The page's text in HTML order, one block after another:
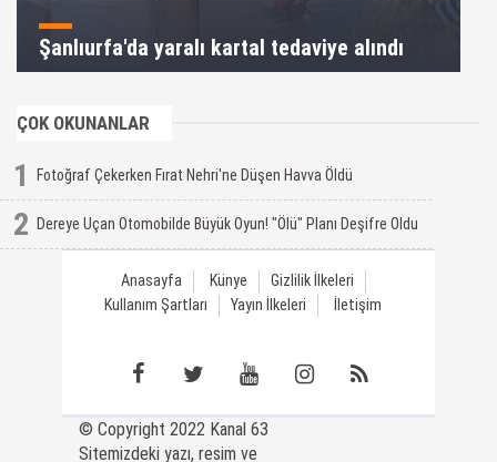
Şanlıurfa'da yaralı kartal tedaviye alındı
ÇOK OKUNANLAR
1 Fotoğraf Çekerken Fırat Nehri'ne Düşen Havva Öldü
2 Dereye Uçan Otomobilde Büyük Oyun! "Ölü" Planı Deşifre Oldu
Anasayfa Künye
Gizlilik İlkeleri
Kullanım Şartları
Yayın İlkeleri İletişim
© Copyright 2022 Kanal 63
Sitemizdeki yazı, resim ve